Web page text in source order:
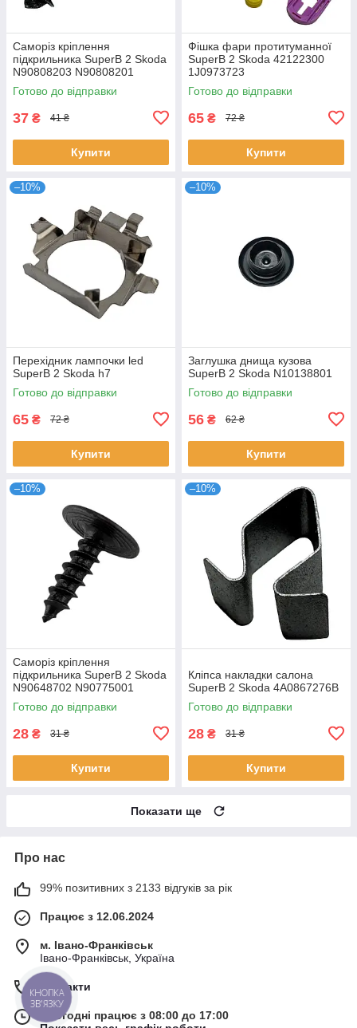
Саморіз кріплення
підкрильника SuperB 2 Skoda
N90808203 N90808201
Готово до відправки
37 ₴ 41 ₴
Купити
Фішка фари протитуманної
SuperB 2 Skoda 42122300
1J0973723
Готово до відправки
65 ₴ 72 ₴
Купити
–10%
Перехідник лампочки led
SuperB 2 Skoda h7
Готово до відправки
65 ₴ 72 ₴
Купити
–10%
Заглушка днища кузова
SuperB 2 Skoda N10138801
Готово до відправки
56 ₴ 62 ₴
Купити
–10%
Саморіз кріплення
підкрильника SuperB 2 Skoda
N90648702 N90775001
Готово до відправки
28 ₴ 31 ₴
Купити
–10%
Кліпса накладки салона
SuperB 2 Skoda 4A0867276B
Готово до відправки
28 ₴ 31 ₴
Купити
Показати ще
Про нас
99% позитивних з 2133 відгуків за рік
Працює з 12.06.2024
м. Івано-Франківськ
Івано-Франківськ, Україна
Контакти
Сьогодні працює з 08:00 до 17:00
КНОПКА
ЗВ'ЯЗКУ